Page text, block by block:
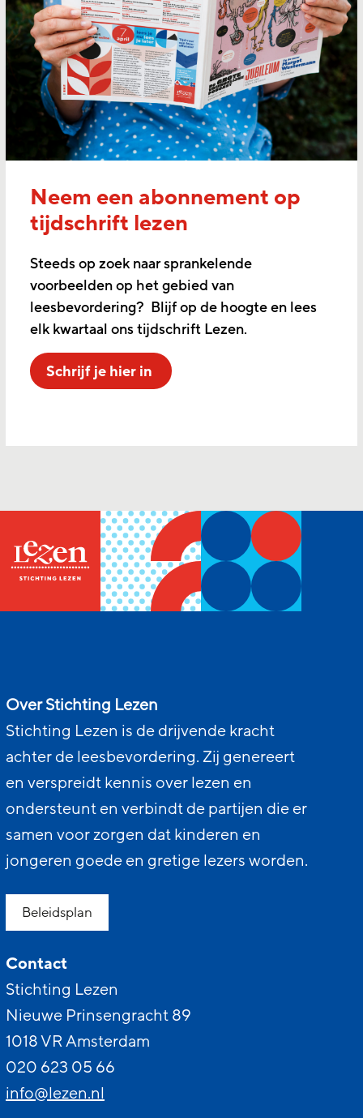
Neem een abonnement op
tijdschrift lezen
Steeds op zoek naar sprankelende
voorbeelden op het gebied van
leesbevordering? Blijf op de hoogte en lees
elk kwartaal ons tijdschrift Lezen.
Schrijf je hier in
Over Stichting Lezen
Stichting Lezen is de drijvende kracht
achter de leesbevordering. Zij genereert
en verspreidt kennis over lezen en
ondersteunt en verbindt de partijen die er
samen voor zorgen dat kinderen en
jongeren goede en gretige lezers worden.
Beleidsplan
Contact
Stichting Lezen
Nieuwe Prinsengracht 89
1018 VR Amsterdam
020 623 05 66
info@lezen.nl